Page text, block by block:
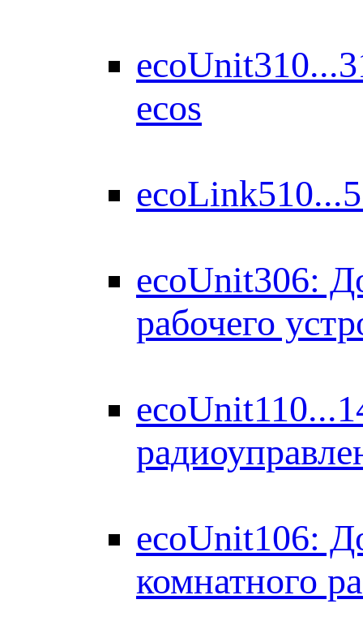
ecos
ecoUnit306:
рабочего
ecoUnit106:
комнатного